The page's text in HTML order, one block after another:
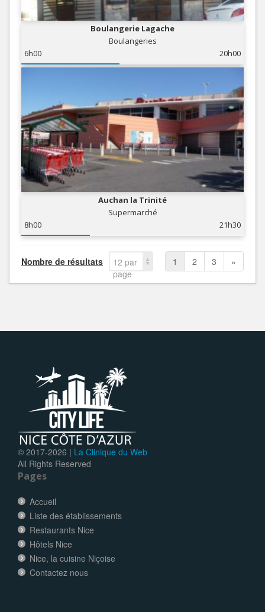
Boulangerie Lagache
Boulangeries
6h00
20h00
Auchan la Trinité
Supermarché
8h00
21h30
Nombre de résultats
12 par
page
1 2 3 »
© 2017-2026 | La Clinique du Web
All Rights Reserved
Pages
Accueil
Liste des établissements
Restaurants Nice
Hôtels Nice
Nice, la cuisine Niçoise
Contactez nous